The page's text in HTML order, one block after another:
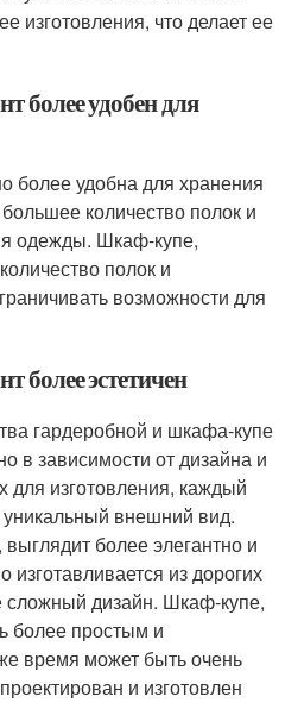
изготовления, что делает ее
более удобен для
более удобна для хранения
количество полок и
одежды. Шкаф-купе,
полок и
возможности для
более эстетичен
гардеробной и шкафа-купе
в зависимости от дизайна и
для изготовления, каждый
внешний вид.
более элегантно и
изготавливается из дорогих
сложный дизайн. Шкаф-купе,
более простым и
время может быть очень
и изготовлен